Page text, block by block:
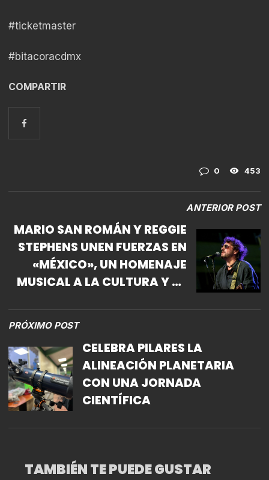
#ticketmaster
#bitacoracdmx
COMPARTIR
0 453
ANTERIOR POST
MARIO SAN ROMÁN Y REGGIE
STEPHENS UNEN FUERZAS EN
«MÉXICO», UN HOMENAJE
MUSICAL A LA CULTURA Y LA
PRÓXIMO POST
CELEBRA PILARES LA
ALINEACIÓN PLANETARIA
CON UNA JORNADA
CIENTÍFICA
TAMBIÉN TE PUEDE GUSTAR